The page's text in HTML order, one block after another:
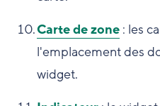
Carte de zone : les
l'emplacement des
widget.